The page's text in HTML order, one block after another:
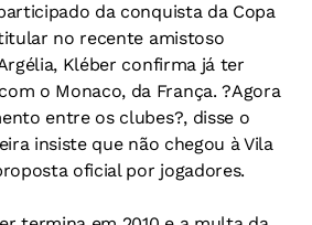
da conquista da Copa
no recente amistoso
Kléber confirma já ter
o Monaco, da França. ?Agora
entre os clubes?, disse o
insiste que não chegou à Vila
oficial por jogadores.